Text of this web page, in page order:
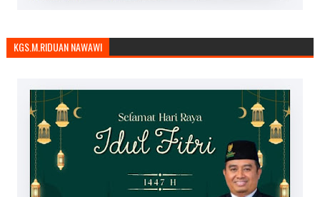
KGS.M.RIDUAN NAWAWI